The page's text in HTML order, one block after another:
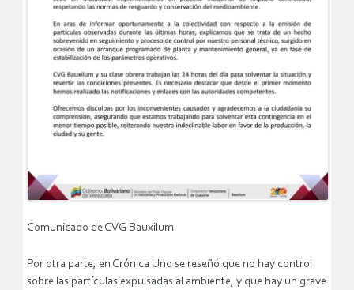
Comunicado de CVG Bauxilum
Por otra parte, en Crónica Uno se reseñó que no hay control
sobre las partículas expulsadas al ambiente, y que hay un grave